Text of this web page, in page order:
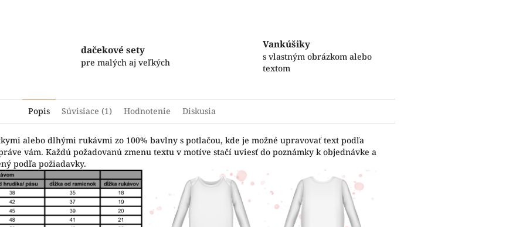
dačekové sety
pre malých aj veľkých
Vankúšiky
s vlastným obrázkom alebo
textom
Popis Súvisiace (1) Hodnotenie Diskusia
alebo dlhými rukávmi zo 100% bavlny s potlačou, kde je možné upravovať text podľa
vám. Každú požadovanú zmenu textu v motíve stačí uviesť do poznámky k objednávke a
podľa požiadavky.